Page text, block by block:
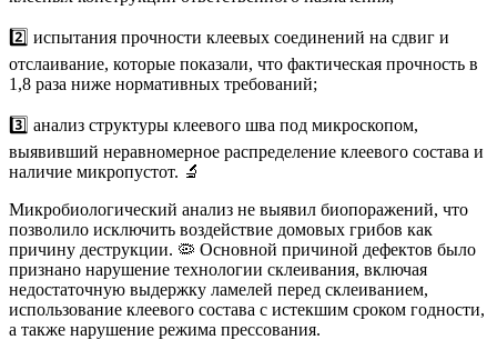
2️⃣ испытания прочности клеевых соединений на сдвиг и
отслаивание, которые показали, что фактическая прочность в
1,8 раза ниже нормативных требований;
3️⃣ анализ структуры клеевого шва под микроскопом,
выявивший неравномерное распределение клеевого состава и
наличие микропустот. 🔬
Микробиологический анализ не выявил биопоражений, что
позволило исключить воздействие домовых грибов как
причину деструкции. 🦠 Основной причиной дефектов было
признано нарушение технологии склеивания, включая
недостаточную выдержку ламелей перед склеиванием,
использование клеевого состава с истекшим сроком годности,
а также нарушение режима прессования.